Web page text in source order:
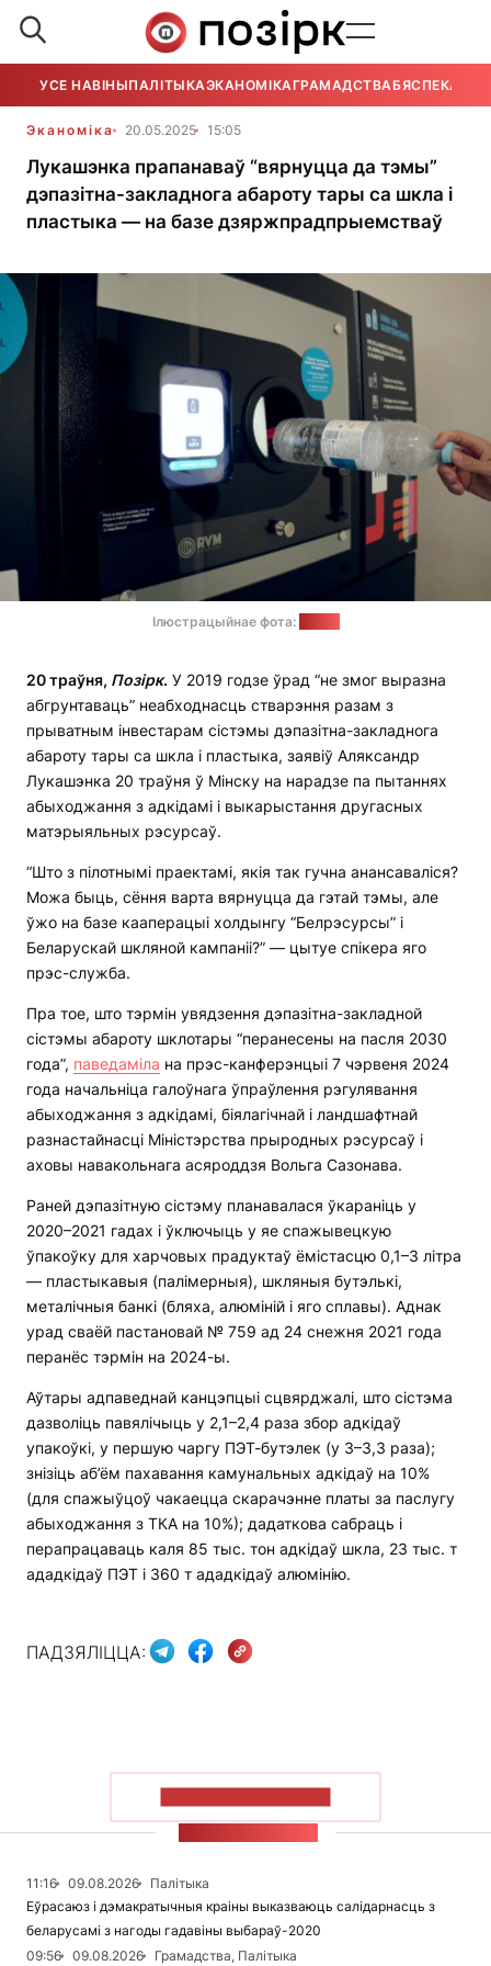
УСЕ НАВІНЫПАЛІТЫКАЭКАНОМІКАГРАМАДСТВАБЯСПЕКА
Эканоміка 20.05.2025 15:05
Лукашэнка прапанаваў “вярнуцца да тэмы”
дэпазітна-закладнога абароту тары са шкла і
пластыка — на базе дзяржпрадпрыемстваў
Ілюстрацыйнае фота:
20 траўня, Позірк. У 2019 годзе ўрад “не змог выразна
абгрунтаваць” неабходнасць стварэння разам з
прыватным інвестарам сістэмы дэпазітна-закладнога
абароту тары са шкла і пластыка, заявіў Аляксандр
Лукашэнка 20 траўня ў Мінску на нарадзе па пытаннях
абыходжання з адкідамі і выкарыстання другасных
матэрыяльных рэсурсаў.
“Што з пілотнымі праектамі, якія так гучна анансаваліся?
Можа быць, сёння варта вярнуцца да гэтай тэмы, але
ўжо на базе кааперацыі холдынгу “Белрэсурсы” і
Беларускай шкляной кампаніі?” — цытуе спікера яго
прэс-служба.
Пра тое, што тэрмін увядзення дэпазітна-закладной
сістэмы абароту шклотары “перанесены на пасля 2030
года”, паведаміла на прэс-канферэнцыі 7 чэрвеня 2024
года начальніца галоўнага ўпраўлення рэгулявання
абыходжання з адкідамі, біялагічнай і ландшафтнай
разнастайнасці Міністэрства прыродных рэсурсаў і
аховы навакольнага асяроддзя Вольга Сазонава.
Раней дэпазітную сістэму планавалася ўкараніць у
2020–2021 гадах і ўключыць у яе спажывецкую
ўпакоўку для харчовых прадуктаў ёмістасцю 0,1–3 літра
— пластыкавыя (палімерныя), шкляныя бутэлькі,
металічныя банкі (бляха, алюміній і яго сплавы). Аднак
урад сваёй пастановай № 759 ад 24 снежня 2021 года
перанёс тэрмін на 2024-ы.
Аўтары адпаведнай канцэпцыі сцвярджалі, што сістэма
дазволіць павялічыць у 2,1–2,4 раза збор адкідаў
упакоўкі, у першую чаргу ПЭТ-бутэлек (у 3–3,3 раза);
знізіць аб’ём пахавання камунальных адкідаў на 10%
(для спажыўцоў чакаецца скарачэнне платы за паслугу
абыходжання з ТКА на 10%); дадаткова сабраць і
перапрацаваць каля 85 тыс. тон адкідаў шкла, 23 тыс. т
ададкідаў ПЭТ і 360 т ададкідаў алюмінію.
ПАДЗЯЛІЦЦА:
11:16 09.08.2026
Палітыка
Еўрасаюз і дэмакратычныя краіны выказваюць салідарнасць з
беларусамі з нагоды гадавіны выбараў-2020
09:56
09.08.2026 Грамадства, Палітыка